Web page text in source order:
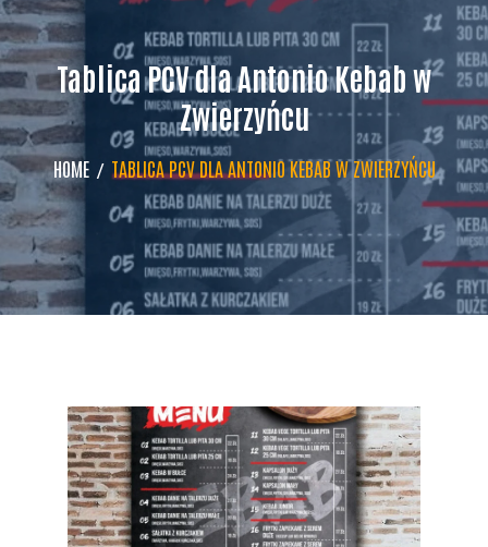
Tablica PCV dla Antonio Kebab w
Zwierzyńcu
HOME TABLICA PCV DLA ANTONIO KEBAB W ZWIERZYŃCU